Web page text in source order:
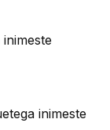
inimeste